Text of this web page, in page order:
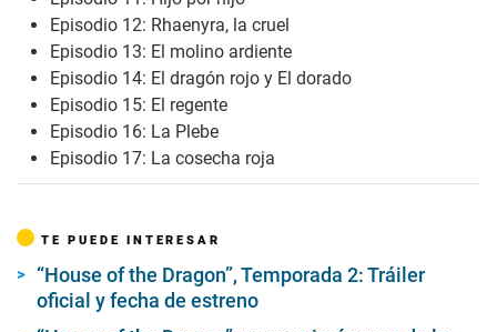
Episodio 12: Rhaenyra, la cruel
Episodio 13: El molino ardiente
Episodio 14: El dragón rojo y El dorado
Episodio 15: El regente
Episodio 16: La Plebe
Episodio 17: La cosecha roja
TE PUEDE INTERESAR
“House of the Dragon”, Temporada 2: Tráiler
oficial y fecha de estreno